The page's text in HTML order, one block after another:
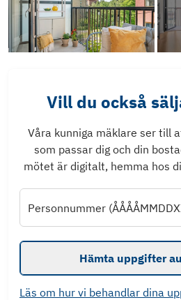
Vill du också
Våra kunniga mäklare ser till
som passar dig och din
mötet är digitalt, hemma hos
Personnummer
Hämta uppgifter
Läs om hur vi behandlar dina